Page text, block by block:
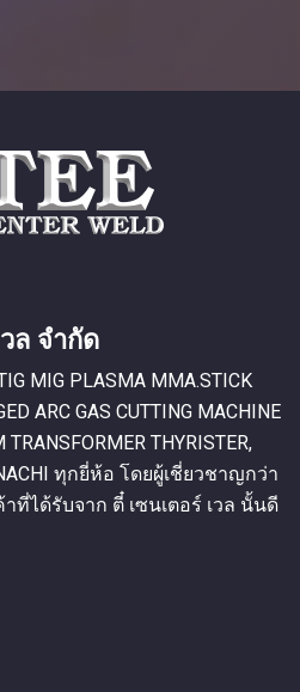
ล จำกัด
MIG PLASMA MMA.STICK
ARC GAS CUTTING MACHINE
THYRISTER,
NACHI ทุกยี่ห้อ โดยผู้เชี่ยวชาญกว่า
ที่ได้รับจาก ตี๋ เซนเตอร์ เวล นั้นดี